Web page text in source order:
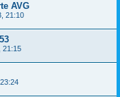
AVG
21:10
21:15